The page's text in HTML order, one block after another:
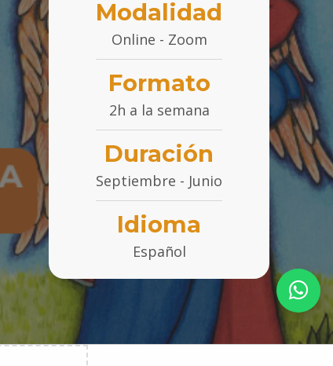
Modalidad
Online - Zoom
Formato
2h a la semana
Duración
Septiembre - Junio
Idioma
Español